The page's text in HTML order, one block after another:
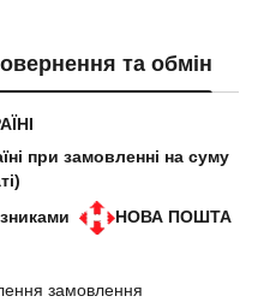
та обмін
при замовленні на суму
НОВА ПОШТА
замовлення